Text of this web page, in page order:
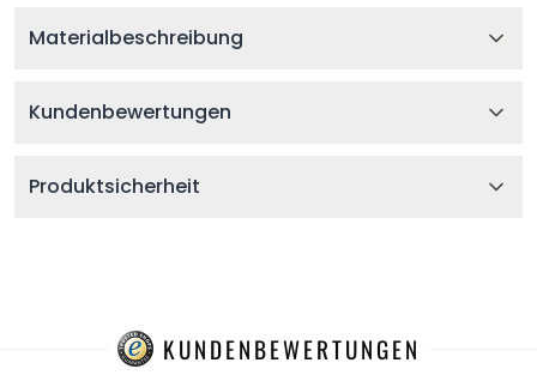
Materialbeschreibung
Kundenbewertungen
Produktsicherheit
KUNDENBEWERTUNGEN